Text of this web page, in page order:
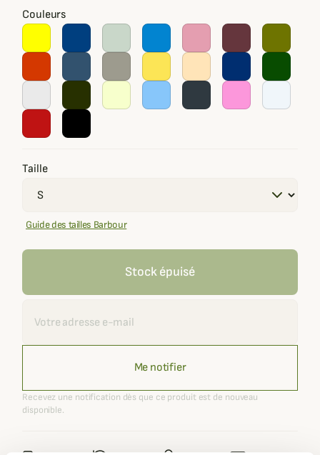
Couleurs
Taille
Guide des tailles Barbour
Stock épuisé
Me notifier
Recevez une notification dès que ce produit est de nouveau
disponible.